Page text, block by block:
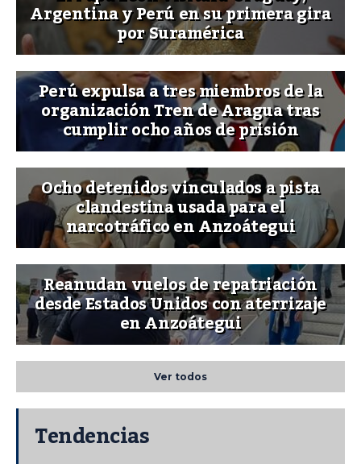
Argentina y Perú en su primera gira
por Suramérica
Perú expulsa a tres miembros de la
organización Tren de Aragua tras
cumplir ocho años de prisión
Ocho detenidos vinculados a pista
clandestina usada para el
narcotráfico en Anzoátegui
Reanudan vuelos de repatriación
desde Estados Unidos con aterrizaje
en Anzoátegui
Ver todos
Tendencias